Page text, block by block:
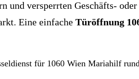
und versperrten Geschäfts-
Eine einfache Türöffnung
für 1060 Wien Mariahilf